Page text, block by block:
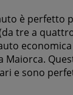
è perfetto
tre a
Maiorca.
e sono